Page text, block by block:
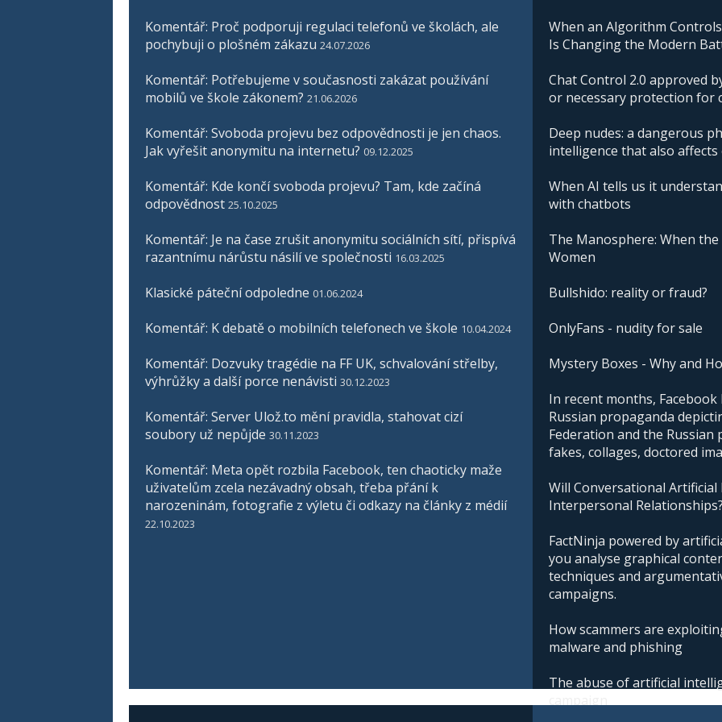
Komentář: Proč podporuji regulaci telefonů ve školách, ale
pochybuji o plošném zákazu 24.07.2026
Komentář: Potřebujeme v současnosti zakázat používání
mobilů ve škole zákonem? 21.06.2026
Komentář: Svoboda projevu bez odpovědnosti je jen chaos.
Jak vyřešit anonymitu na internetu? 09.12.2025
Komentář: Kde končí svoboda projevu? Tam, kde začíná
odpovědnost 25.10.2025
Komentář: Je na čase zrušit anonymitu sociálních sítí, přispívá
razantnímu nárůstu násilí ve společnosti 16.03.2025
Klasické páteční odpoledne 01.06.2024
Komentář: K debatě o mobilních telefonech ve škole 10.04.2024
Komentář: Dozvuky tragédie na FF UK, schvalování střelby,
výhrůžky a další porce nenávisti 30.12.2023
Komentář: Server Ulož.to mění pravidla, stahovat cizí
soubory už nepůjde 30.11.2023
Komentář: Meta opět rozbila Facebook, ten chaoticky maže
uživatelům zcela nezávadný obsah, třeba přání k
narozeninám, fotografie z výletu či odkazy na články z médií
22.10.2023
When an Algorithm
Is Changing the Modern
Chat Control 2.0 approved
or necessary protection for
Deep nudes: a dangerous
intelligence that also affects
When AI tells us it
with chatbots
The Manosphere: When
Women
Bullshido: reality or fraud?
OnlyFans - nudity for sale
Mystery Boxes - Why and
In recent months,
Russian propaganda
Federation and the Russian
fakes, collages, doctored
Will Conversational
Interpersonal
FactNinja powered by
you analyse graphical
techniques and
campaigns.
How scammers are
malware and phishing
The abuse of artificial